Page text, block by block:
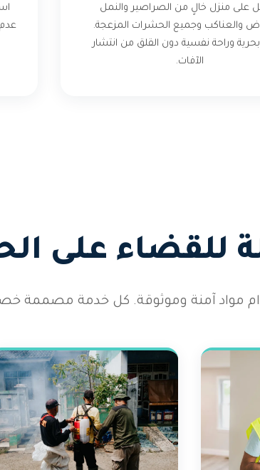
على منزل خالٍ من الصراصير والنمل
والعناكب وجميع الحشرات المزعجة.
وراحة نفسية دون القلق من انتشار
الآفات.
للقضاء على
مواد آمنة وموثوقة. كل خدمة مصممة